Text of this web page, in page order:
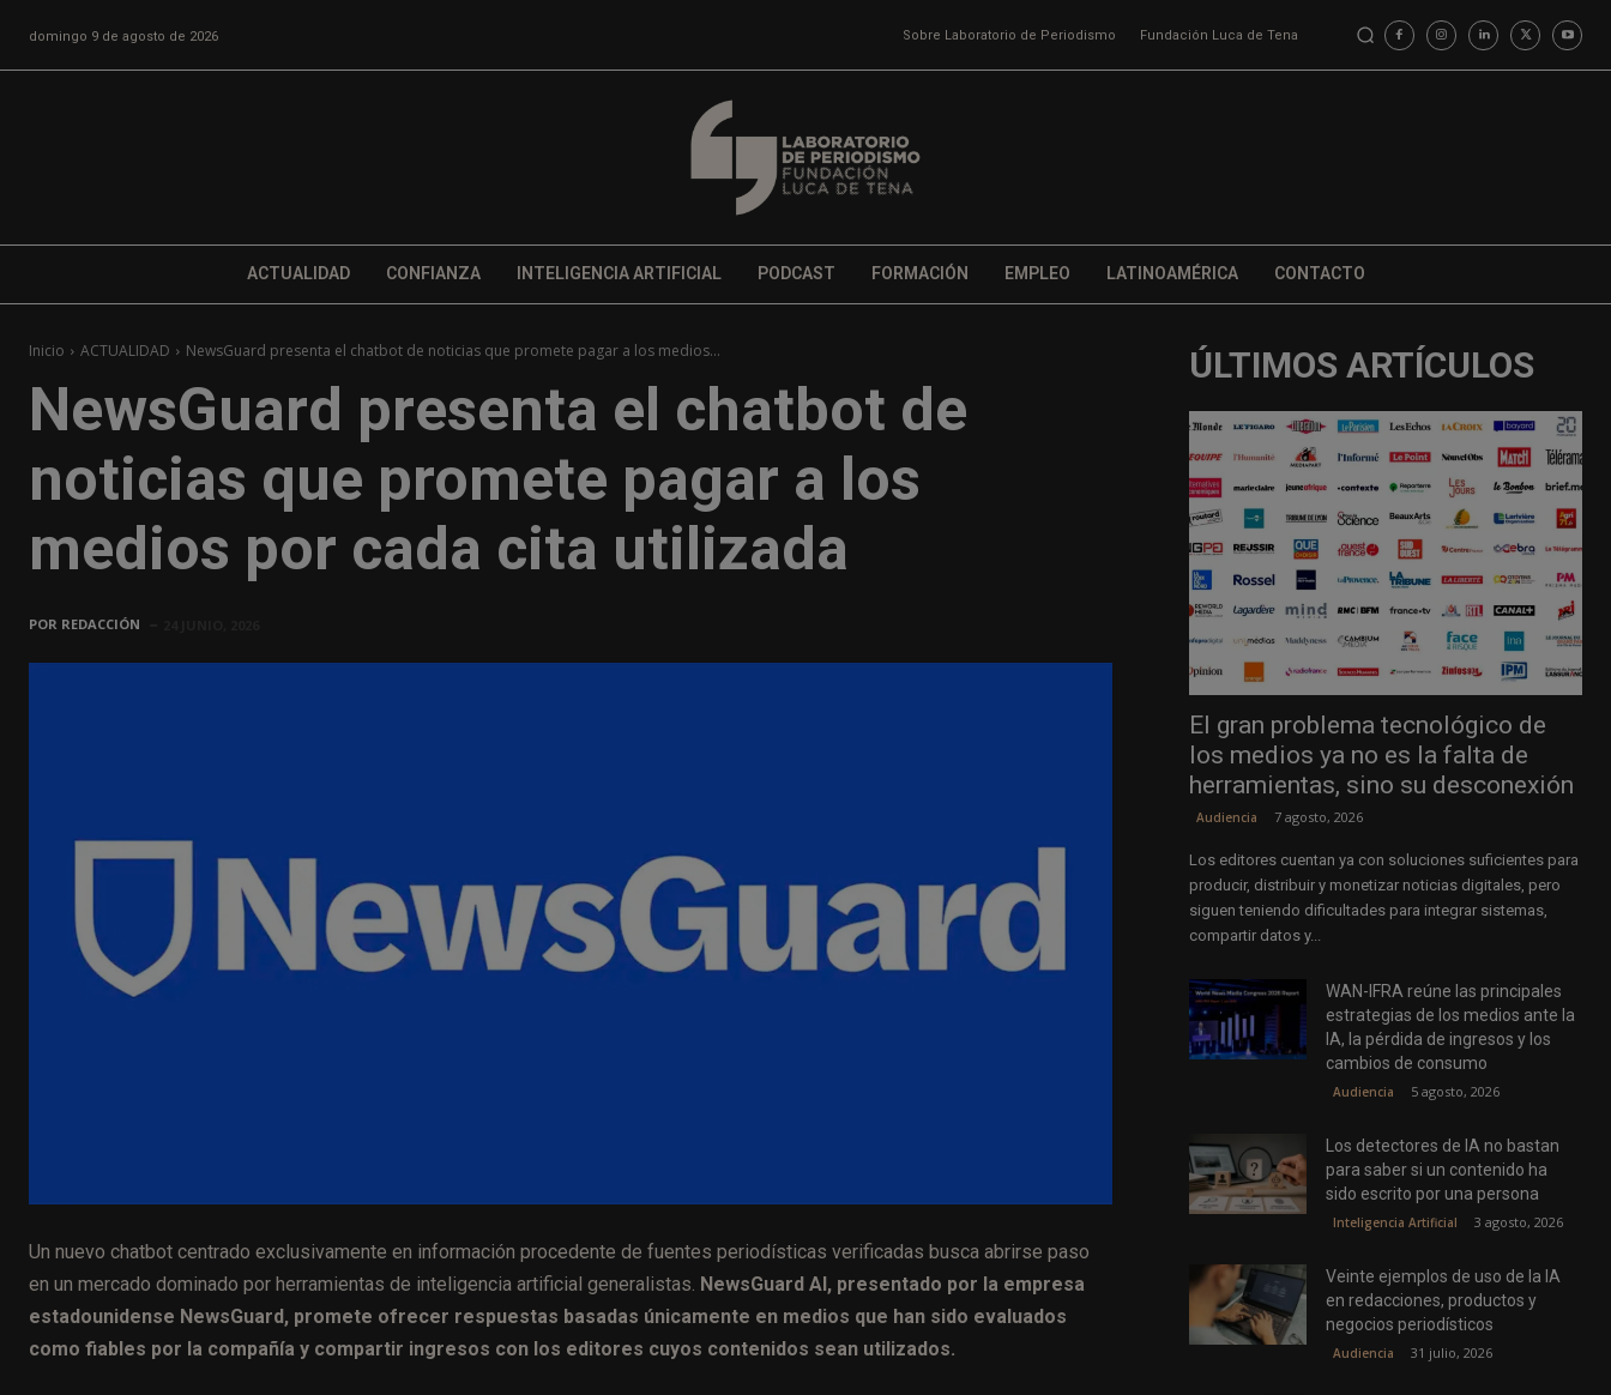
domingo 9 de agosto de 2026 Sobre Laboratorio de Periodismo Fundación Luca de Tena
ACTUALIDAD CONFIANZA INTELIGENCIA ARTIFICIAL PODCAST FORMACIÓN EMPLEO LATINOAMÉRICA CONTACTO
Inicio ACTUALIDAD NewsGuard presenta el chatbot de noticias que promete pagar a los medios...
NewsGuard presenta el chatbot de
noticias que promete pagar a los
medios por cada cita utilizada
POR REDACCIÓN
Un nuevo chatbot centrado exclusivamente en información procedente de fuentes periodísticas verificadas busca abrirse paso
en un mercado dominado por herramientas de inteligencia artificial generalistas. NewsGuard AI, presentado por la empresa
estadounidense NewsGuard, promete ofrecer respuestas basadas únicamente en medios que han sido evaluados
como fiables por la compañía y compartir ingresos con los editores cuyos contenidos sean utilizados.
ÚLTIMOS ARTÍCULOS
El gran problema tecnológico de
los medios ya no es la falta de
herramientas, sino su desconexión
Audiencia 7 agosto, 2026
Los editores cuentan ya con soluciones suficientes para
producir, distribuir y monetizar noticias digitales, pero
siguen teniendo dificultades para integrar sistemas,
compartir datos y...
WAN-IFRA reúne las principales
estrategias de los medios ante la
IA, la pérdida de ingresos y los
cambios de consumo
Audiencia 5 agosto, 2026
Los detectores de IA no bastan
para saber si un contenido ha
sido escrito por una persona
Inteligencia Artificial 3 agosto, 2026
Veinte ejemplos de uso de la IA
en redacciones, productos y
negocios periodísticos
Audiencia 31 julio, 2026